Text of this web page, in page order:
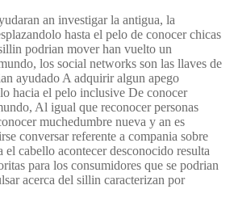
an investigar la antigua, la
hasta el pelo de conocer chicas
podri­an mover han vuelto un
los social networks son las llaves de
ayudado A adquirir algun apego
hacia el pelo inclusive De conocer
Al igual que reconocer personas
muchedumbre nueva y an es
conversar referente a compania sobre
el cabello acontecer desconocido resulta
para los consumidores que se podri­an
acerca del silli­n caracterizan por